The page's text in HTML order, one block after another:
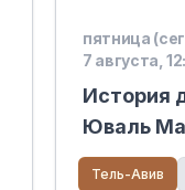
пятница
7 августа,
История
Юваль
Тель-Авив